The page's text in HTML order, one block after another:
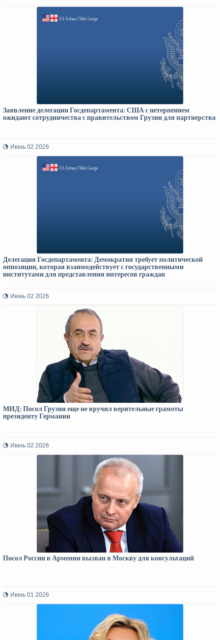
Заявление делегации Госдепартамента: США с нетерпением
ожидают сотрудничества с правительством Грузии для партнерства
Июнь 02 2026
Делегация Госдепартамента: Демократия требует политической
оппозиции, которая взаимодействует с государственными
институтами для представления интересов граждан
Июнь 02 2026
МИД: Посол Грузии еще не вручил верительные грамоты
президенту Германии
Июнь 02 2026
Посол России в Армении вызван в Москву для консультаций
Июнь 01 2026